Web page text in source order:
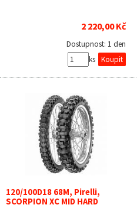
2 220,00 Kč
Dostupnost: 1 den
ks
120/100D18 68M, Pirelli,
SCORPION XC MID HARD